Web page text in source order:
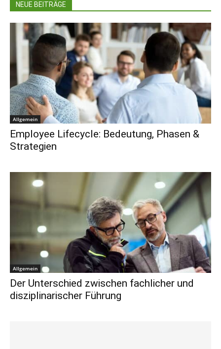
NEUE BEITRÄGE
Allgemein
Employee Lifecycle: Bedeutung, Phasen &
Strategien
Allgemein
Der Unterschied zwischen fachlicher und
disziplinarischer Führung